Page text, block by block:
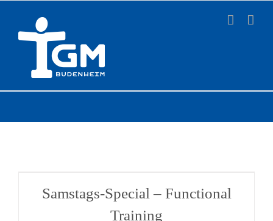
Inhalt
Samstags-Special – Functional
Training